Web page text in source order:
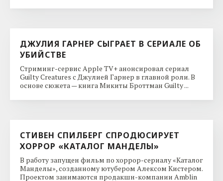
ДЖУЛИЯ ГАРНЕР СЫГРАЕТ В СЕРИАЛЕ ОБ
УБИЙСТВЕ
Стриминг-сервис Apple TV+ анонсировал сериал
Guilty Creatures с Джулией Гарнер в главной роли. В
основе сюжета — книга Микиты Броттман Guilty ...
СТИВЕН СПИЛБЕРГ СПРОДЮСИРУЕТ
ХОРРОР «КАТАЛОГ МАНДЕЛЫ»
В работу запущен фильм по хоррор-сериалу «Каталог
Манделы», созданному ютубером Алексом Кистером.
Проектом занимаются продакшн-компании Amblin